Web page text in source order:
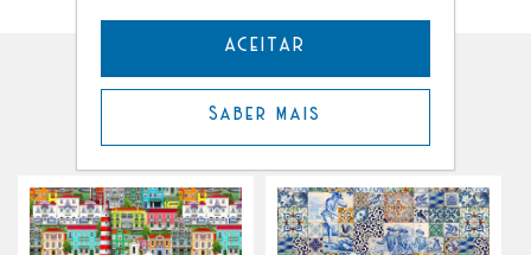
Produtos relacionados
ACEITAR
Saber mais